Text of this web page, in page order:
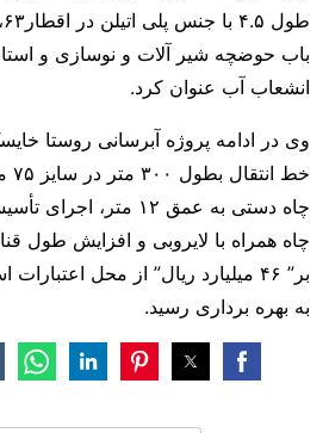
انشعاب آب عنوان کرد.
وی در ادامه پروژه آبرسانی روستا
چاه دستی به عمق ١٢
چاه همراه با لایروبی و افزایش طول
بر” ۴۶ میلیارد ریال” از محل
به بهره برداری رسید.